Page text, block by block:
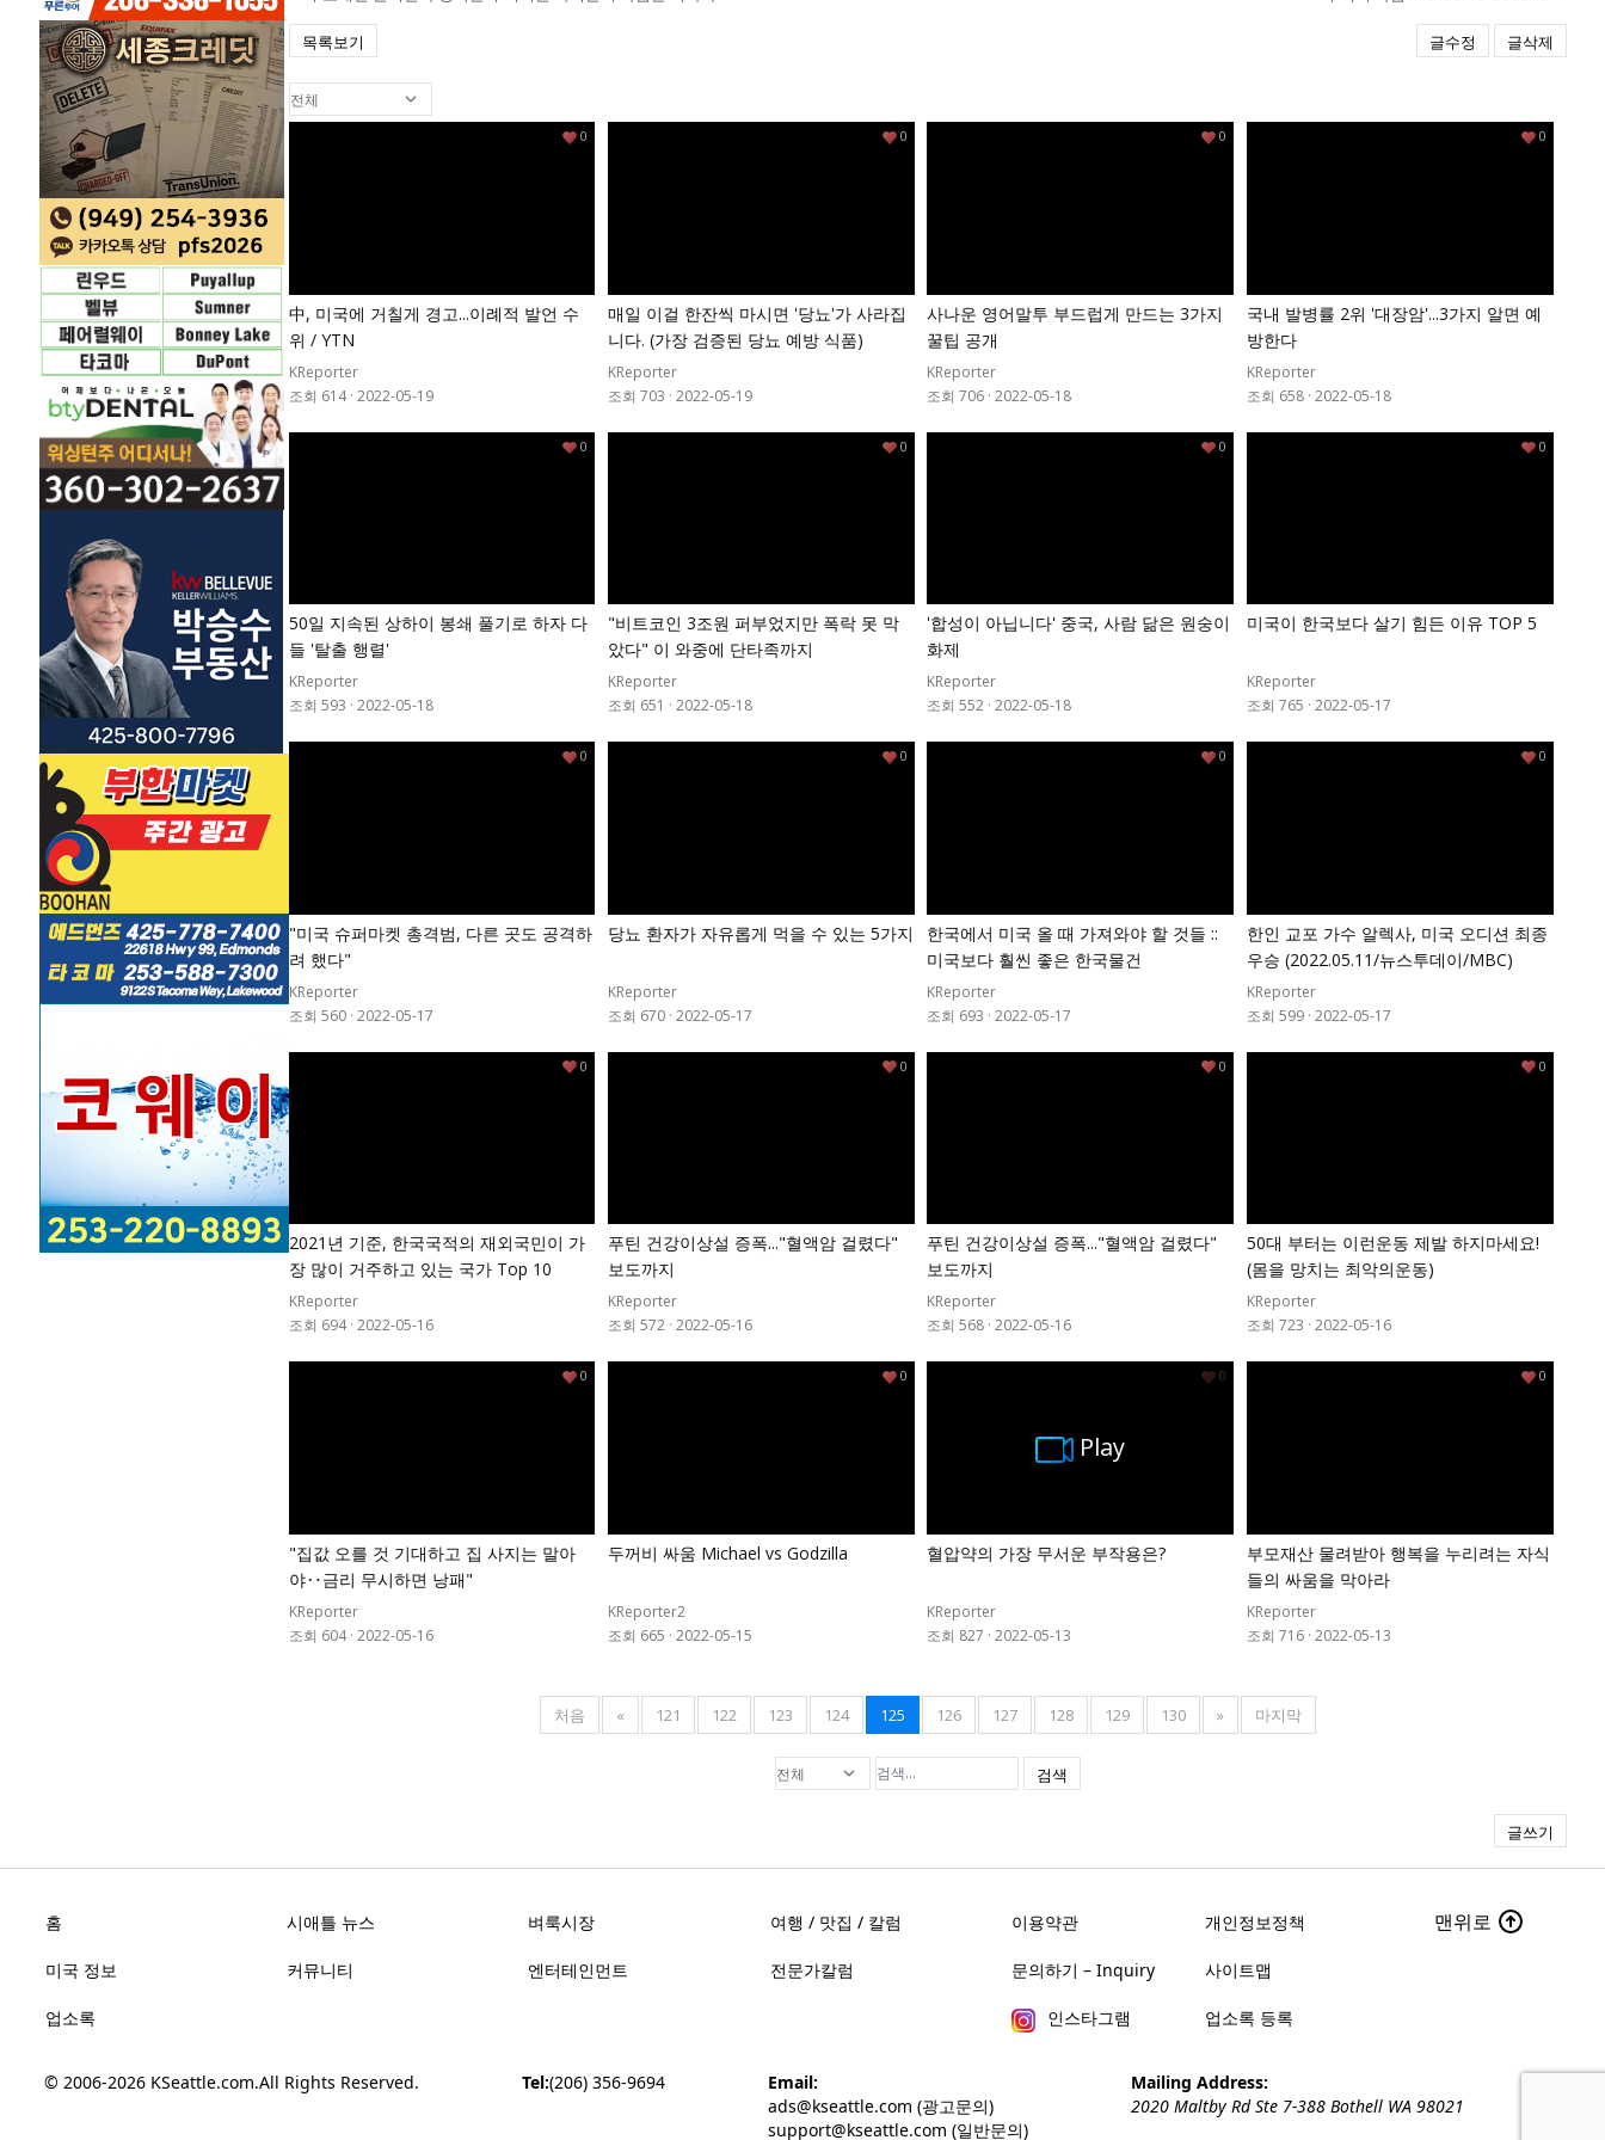
목록보기 글수정 글삭제
中, 미국에 거칠게 경고...이례적 발언 수
위 / YTN
KReporter
조회 614 · 2022-05-19
0
매일 이걸 한잔씩 마시면 '당뇨'가 사라집
니다. (가장 검증된 당뇨 예방 식품)
KReporter
조회 703 · 2022-05-19
0
사나운 영어말투 부드럽게 만드는 3가지
꿀팁 공개
KReporter
조회 706 · 2022-05-18
0
국내 발병률 2위 '대장암'...3가지 알면 예
방한다
KReporter
조회 658 · 2022-05-18
0
50일 지속된 상하이 봉쇄 풀기로 하자 다
들 '탈출 행렬'
KReporter
조회 593 · 2022-05-18
0
"비트코인 3조원 퍼부었지만 폭락 못 막
았다" 이 와중에 단타족까지
KReporter
조회 651 · 2022-05-18
0
'합성이 아닙니다' 중국, 사람 닮은 원숭이
화제
KReporter
조회 552 · 2022-05-18
0
미국이 한국보다 살기 힘든 이유 TOP 5
KReporter
조회 765 · 2022-05-17
0
"미국 슈퍼마켓 총격범, 다른 곳도 공격하
려 했다"
KReporter
조회 560 · 2022-05-17
0
당뇨 환자가 자유롭게 먹을 수 있는 5가지
KReporter
조회 670 · 2022-05-17
0
한국에서 미국 올 때 가져와야 할 것들 ::
미국보다 훨씬 좋은 한국물건
KReporter
조회 693 · 2022-05-17
0
한인 교포 가수 알렉사, 미국 오디션 최종
우승 (2022.05.11/뉴스투데이/MBC)
KReporter
조회 599 · 2022-05-17
0
2021년 기준, 한국국적의 재외국민이 가
장 많이 거주하고 있는 국가 Top 10
KReporter
조회 694 · 2022-05-16
0
푸틴 건강이상설 증폭..."혈액암 걸렸다"
보도까지
KReporter
조회 572 · 2022-05-16
0
푸틴 건강이상설 증폭..."혈액암 걸렸다"
보도까지
KReporter
조회 568 · 2022-05-16
0
50대 부터는 이런운동 제발 하지마세요!
(몸을 망치는 최악의운동)
KReporter
조회 723 · 2022-05-16
0
"집값 오를 것 기대하고 집 사지는 말아
야‥금리 무시하면 낭패"
KReporter
조회 604 · 2022-05-16
0
두꺼비 싸움 Michael vs Godzilla
KReporter2
조회 665 · 2022-05-15
0
혈압약의 가장 무서운 부작용은?
KReporter
조회 827 · 2022-05-13
0
Play
부모재산 물려받아 행복을 누리려는 자식
들의 싸움을 막아라
KReporter
조회 716 · 2022-05-13
0
처음 « 121 122 123 124 125 126 127 128 129 130 » 마지막
검색
글쓰기
홈 시애틀 뉴스 벼룩시장 여행 / 맛집 / 칼럼
미국 정보 커뮤니티 엔터테인먼트 전문가칼럼
업소록
이용약관 개인정보정책
문의하기 – Inquiry 사이트맵
인스타그램 업소록 등록
맨위로
© 2006-2026 KSeattle.com.All Rights Reserved. Tel:(206) 356-9694
Email:
ads@kseattle.com (광고문의)
support@kseattle.com (일반문의)
Mailing Address:
2020 Maltby Rd Ste 7-388 Bothell WA 98021